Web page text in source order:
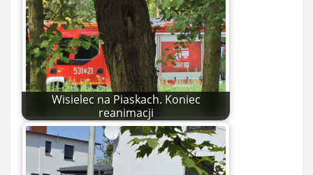
Wisielec na Piaskach. Koniec
reanimacji